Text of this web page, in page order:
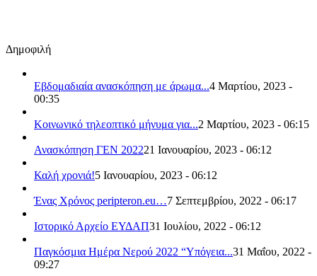
Δημοφιλή
Εβδομαδιαία ανασκόπηση με άρωμα...4 Μαρτίου, 2023 -
00:35
Κοινωνικό τηλεοπτικό μήνυμα για...2 Μαρτίου, 2023 - 06:15
Ανασκόπηση ΓΕΝ 202221 Ιανουαρίου, 2023 - 06:12
Καλή χρονιά!5 Ιανουαρίου, 2023 - 06:12
Ένας Χρόνος peripteron.eu…7 Σεπτεμβρίου, 2022 - 06:17
Ιστορικό Αρχείο ΕΥΔΑΠ31 Ιουλίου, 2022 - 06:12
Παγκόσμια Ημέρα Νερού 2022 “Υπόγεια...31 Μαΐου, 2022 -
09:27